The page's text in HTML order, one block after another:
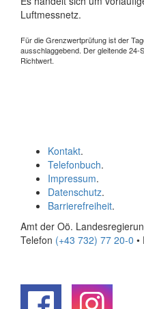
Luftmessnetz.
Für die Grenzwertprüfung ist der
ausschlaggebend. Der gleitende
Richtwert.
Kontakt.
Telefonbuch.
Impressum.
Datenschutz.
Barrierefreiheit.
Amt der Oö.
Telefon (+43 732) 77 20-0 •